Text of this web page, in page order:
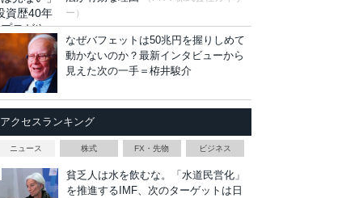
ー）
なぜバフェットは50兆円を握りしめて
動かないのか？最新インタビューから
見えた次の一手＝栫井駿介
アクセスランキング
ニュース 株式 FX・先物 ビジネス
貧乏人は水を飲むな。「水道民営化」
を推進するIMF、次のターゲットは日